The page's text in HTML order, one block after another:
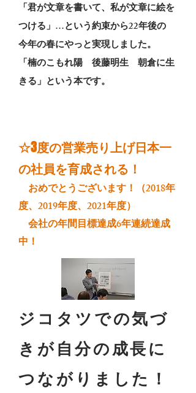
「君が文章を書いて、私が文章に絵を
つける」…という約束から22年後の
今年の春にやっと実現しました。
「楠のこもれ陽 後藤明生 朝倉に生
きる」という本です。
☆3度の営業売り上げ日本一
の社員を育成される！
​ おめでとうございます！（2018年
度、2019年度、2021年度）
会社の年間目標達成6年連続達成
中！
​ジコタツでの気づ
きが自分の成長に
つながりました！